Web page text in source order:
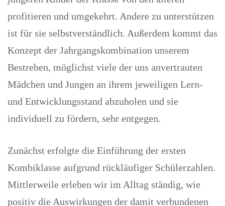
profitieren und umgekehrt. Andere zu unterstützen
ist für sie selbstverständlich. Außerdem kommt das
Konzept der Jahrgangskombination unserem
Bestreben, möglichst viele der uns anvertrauten
Mädchen und Jungen an ihrem jeweiligen Lern-
und Entwicklungsstand abzuholen und sie
individuell zu fördern, sehr entgegen.
Zunächst erfolgte die Einführung der ersten
Kombiklasse aufgrund rückläufiger Schülerzahlen.
Mittlerweile erleben wir im Alltag ständig, wie
positiv die Auswirkungen der damit verbundenen